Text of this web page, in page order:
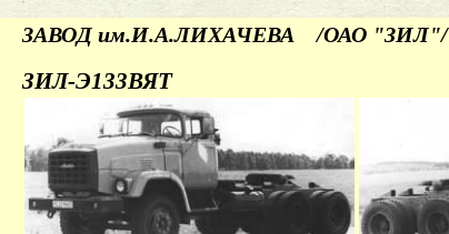
ЗАВОД им.И.А.ЛИХАЧЕВА /ОАО "ЗИЛ"/
ЗИЛ-Э133ВЯТ